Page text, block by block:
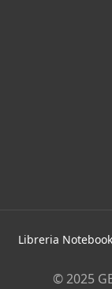
Libreria
© 2025
Bambini e
Contatti
Chi siamo